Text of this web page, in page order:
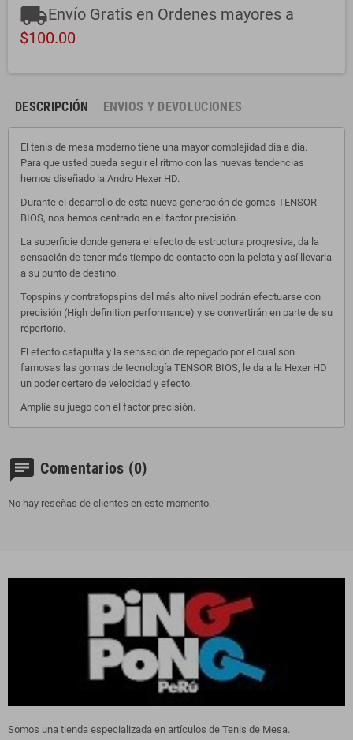
local_shippingEnvío Gratis en Ordenes mayores a
$100.00
DESCRIPCIÓN ENVIOS Y DEVOLUCIONES
El tenis de mesa moderno tiene una mayor complejidad dia a dia.
Para que usted pueda seguir el ritmo con las nuevas tendencias
hemos diseñado la Andro Hexer HD.
Durante el desarrollo de esta nueva generación de gomas TENSOR
BIOS, nos hemos centrado en el factor precisión.
La superficie donde genera el efecto de estructura progresiva, da la
sensación de tener más tiempo de contacto con la pelota y así llevarla
a su punto de destino.
Topspins y contratopspins del más alto nivel podrán efectuarse con
precisión (High definition performance) y se convertirán en parte de su
repertorio.
El efecto catapulta y la sensación de repegado por el cual son
famosas las gomas de tecnología TENSOR BIOS, le da a la Hexer HD
un poder certero de velocidad y efecto.
Amplíe su juego con el factor precisión.
chat Comentarios (0)
No hay reseñas de clientes en este momento.
Somos una tienda especializada en artículos de Tenis de Mesa.